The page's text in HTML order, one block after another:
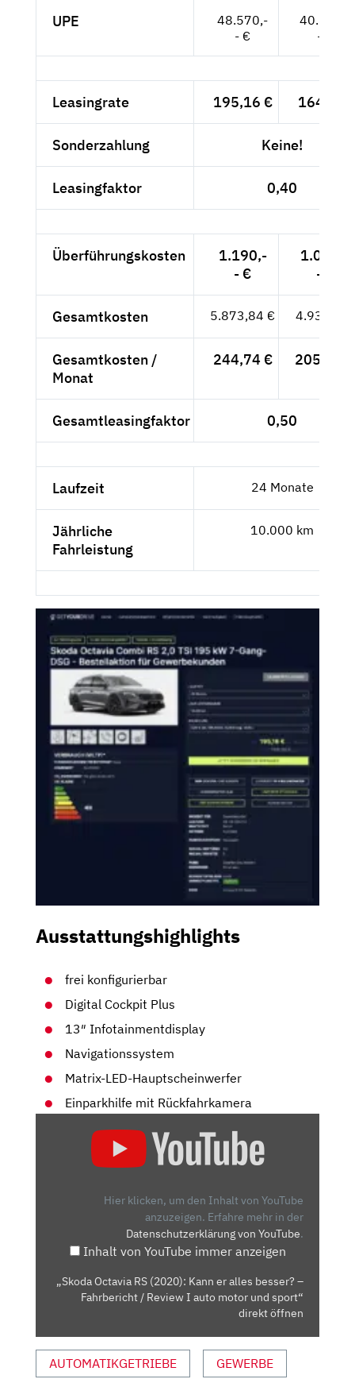
UPE
48.570,-
- €
40.815,-
- €
Leasingrate 195,16 € 164,-- €
Sonderzahlung Keine!
Leasingfaktor 0,40
Überführungskosten
1.190,-
- €
1.000,-
- €
Gesamtkosten 5.873,84 € 4.936,-- €
Gesamtkosten /
Monat
244,74 € 205,67 €
Gesamtleasingfaktor 0,50
Laufzeit 24 Monate
Jährliche
Fahrleistung
10.000 km
Ausstattungshighlights
frei konfigurierbar
Digital Cockpit Plus
13″ Infotainmentdisplay
Navigationssystem
Matrix-LED-Hauptscheinwerfer
Einparkhilfe mit Rückfahrkamera
BESSER?
FAHRBERICHT
I
AUTO
Hier klicken, um den Inhalt von YouTube
anzuzeigen. Erfahre mehr in der
Datenschutzerklärung von YouTube.
Inhalt von YouTube immer anzeigen
„Skoda Octavia RS (2020): Kann er alles besser? –
Fahrbericht / Review I auto motor und sport“
direkt öffnen
AUTOMATIKGETRIEBE GEWERBE